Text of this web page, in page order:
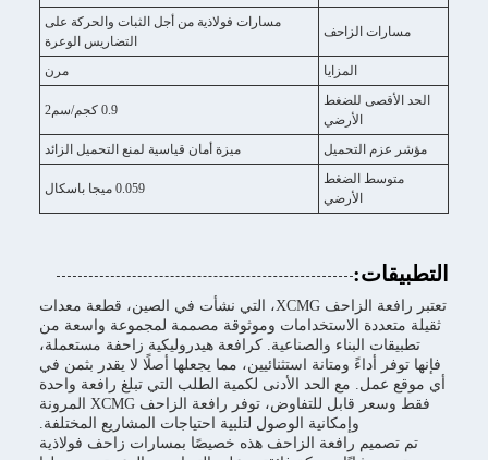
مسارات الزاحف
مسارات فولاذية من أجل الثبات والحركة على
التضاريس الوعرة
المزايا
مرن
الحد الأقصى للضغط
الأرضي
0.9 كجم/سم2
مؤشر عزم التحميل
ميزة أمان قياسية لمنع التحميل الزائد
متوسط الضغط
الأرضي
0.059 ميجا باسكال
التطبيقات:
تعتبر رافعة الزاحف XCMG، التي نشأت في الصين، قطعة معدات
ثقيلة متعددة الاستخدامات وموثوقة مصممة لمجموعة واسعة من
تطبيقات البناء والصناعية. كرافعة هيدروليكية زاحفة مستعملة،
فإنها توفر أداءً ومتانة استثنائيين، مما يجعلها أصلًا لا يقدر بثمن في
أي موقع عمل. مع الحد الأدنى لكمية الطلب التي تبلغ رافعة واحدة
فقط وسعر قابل للتفاوض، توفر رافعة الزاحف XCMG المرونة
وإمكانية الوصول لتلبية احتياجات المشاريع المختلفة.
تم تصميم رافعة الزاحف هذه خصيصًا بمسارات زاحف فولاذية